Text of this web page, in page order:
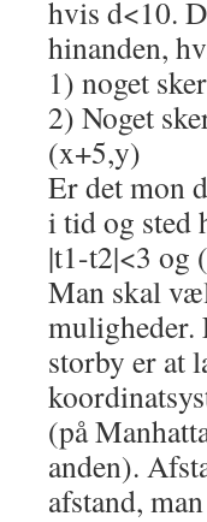
hvis d<10.
hinanden,
1) noget
2) Noget
(x+5,y)
Er det mon
i tid og sted
|t1-t2|<3
Man skal
muligheder.
storby er at
(på
anden).
afstand,